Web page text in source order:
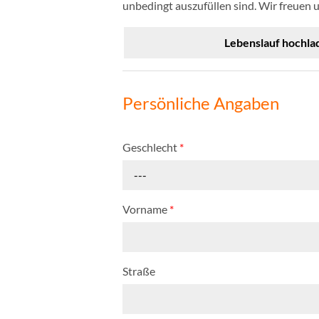
unbedingt auszufüllen sind. Wir freuen
Lebenslauf
Persönliche Angaben
Geschlecht *
---
Vorname *
Straße